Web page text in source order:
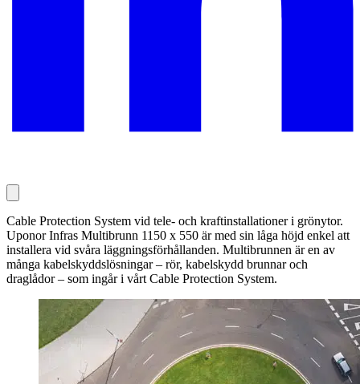
Cable Protection System vid tele- och kraftinstallationer i grönytor.
Uponor Infras Multibrunn 1150 x 550 är med sin låga höjd enkel att
installera vid svåra läggningsförhållanden. Multibrunnen är en av
många kabelskyddslösningar – rör, kabelskydd brunnar och
draglådor – som ingår i vårt Cable Protection System.